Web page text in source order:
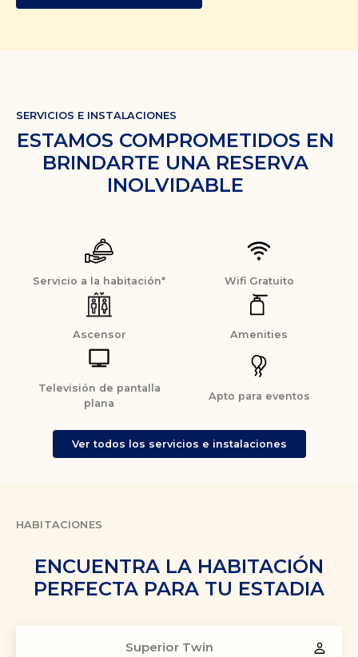
SERVICIOS E INSTALACIONES
ESTAMOS COMPROMETIDOS EN
BRINDARTE UNA RESERVA
INOLVIDABLE
Servicio a la habitación* Wifi Gratuito
Ascensor Amenities
Televisión de pantalla
plana
Apto para eventos
Ver todos los servicios e instalaciones
HABITACIONES
ENCUENTRA LA HABITACIÓN
PERFECTA PARA TU ESTADIA
Superior Twin